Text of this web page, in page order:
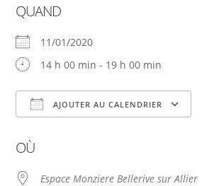
QUAND
11/01/2020
14 h 00 min - 19 h 00 min
AJOUTER AU CALENDRIER
OÙ
Espace Monziere Bellerive sur Allier